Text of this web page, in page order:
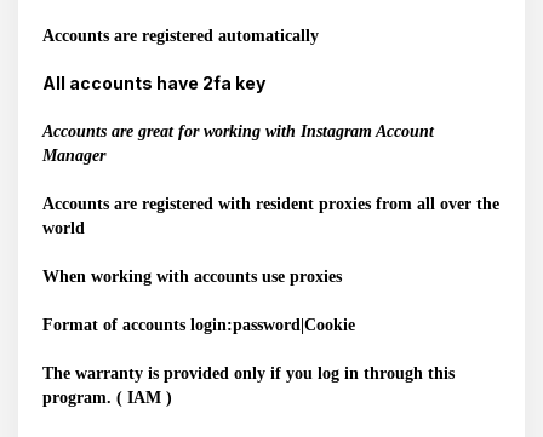
Accounts are registered automatically
All accounts have 2fa key
Accounts are great for working with Instagram Account
Manager
Accounts are registered with resident proxies from all over the
world
When working with accounts use proxies
Format of accounts login:password|Cookie
The warranty is provided only if you log in through this
program. ( IAM )